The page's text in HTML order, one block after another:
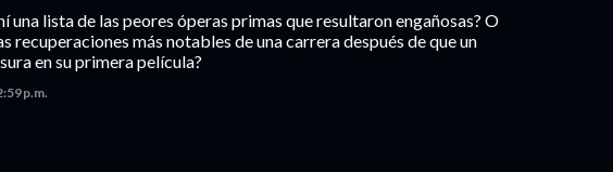
una lista de las peores óperas primas que resultaron engañosas? O
recuperaciones más notables de una carrera después de que un
en su primera película?
p.m.